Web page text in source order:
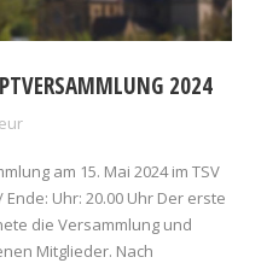
2024
am 15. Mai 2024 im TSV
Uhr: 20.00 Uhr Der erste
die Versammlung und
Mitglieder. Nach